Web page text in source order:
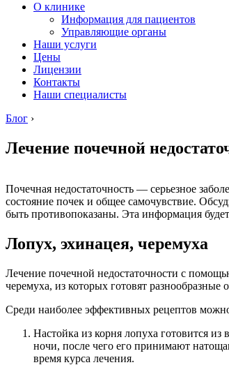
О клинике
Информация для пациентов
Управляющие органы
Наши услуги
Цены
Лицензии
Контакты
Наши специалисты
Блог ›
Лечение почечной
Почечная недостаточность — серьезное
состояние почек и общее самочувствие.
быть противопоказаны. Эта информация
Лопух, эхинацея, черемуха
Лечение почечной недостаточности с
черемуха, из которых готовят
Среди наиболее эффективных рецептов
Настойка из корня лопуха готовится
ночи, после чего его принимают
время курса лечения.